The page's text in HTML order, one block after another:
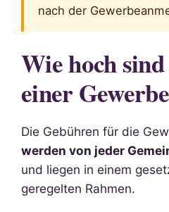
nach der
Wie hoch
einer
Die Gebühren für die
werden von jeder
und liegen in einem
geregelten Rahmen.